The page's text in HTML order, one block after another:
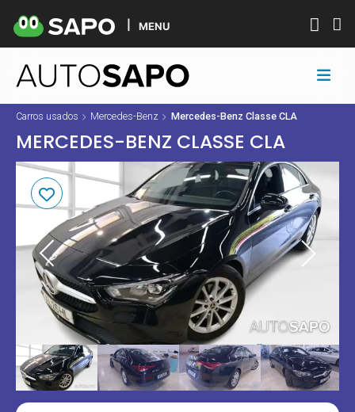
MENU
Carros usados Mercedes-Benz Mercedes-Benz Classe CLA
MERCEDES-BENZ CLASSE CLA